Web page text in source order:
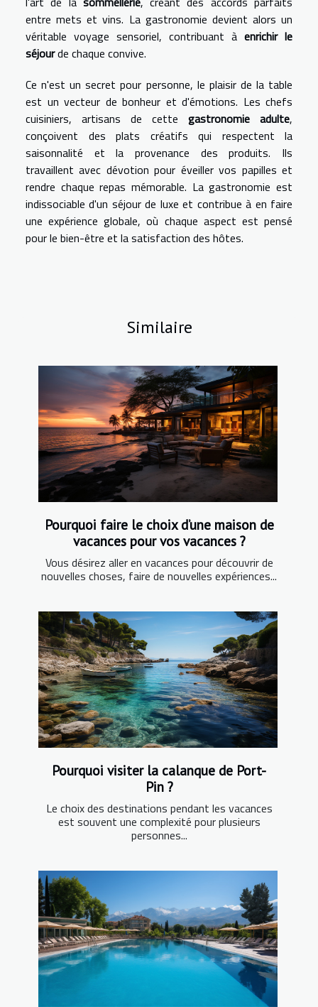
entre mets et vins. La gastronomie devient alors un
véritable voyage sensoriel, contribuant à enrichir le
séjourde chaque convive.
Ce n'est un secret pour personne, le plaisir de la table
est un vecteur de bonheur et d'émotions. Les chefs
cuisiniers, artisans de cette gastronomie adulte,
conçoivent des plats créatifs qui respectent la
saisonnalité et la provenance des produits. Ils
travaillent avec dévotion pour éveiller vos papilles et
rendre chaque repas mémorable. La gastronomie est
indissociable d'un séjour de luxe et contribue à en faire
une expérience globale, où chaque aspect est pensé
pour le bien-être et la satisfaction des hôtes.
Similaire
Pourquoi faire le choix d’une maison de
vacances pour vos vacances ?
Vous désirez aller en vacances pour découvrir de
nouvelles choses, faire de nouvelles expériences...
Pourquoi visiter la calanque de Port-
Pin ?
Le choix des destinations pendant les vacances
est souvent une complexité pour plusieurs
personnes...